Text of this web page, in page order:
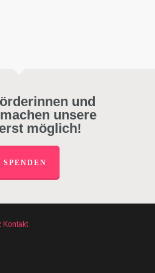
und
unsere
möglich!
SPENDEN
Kontakt